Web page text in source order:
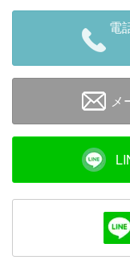
走行エリア別 鉄
北海道・東北
中国・四国
電
メ